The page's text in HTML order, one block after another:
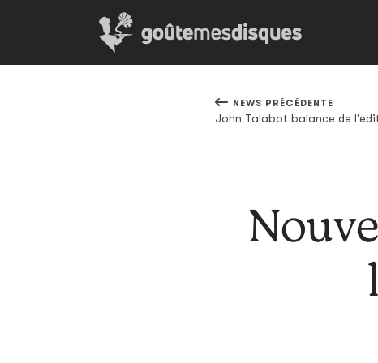
NEWS PRÉCÉDENTE
John Talabot balance de